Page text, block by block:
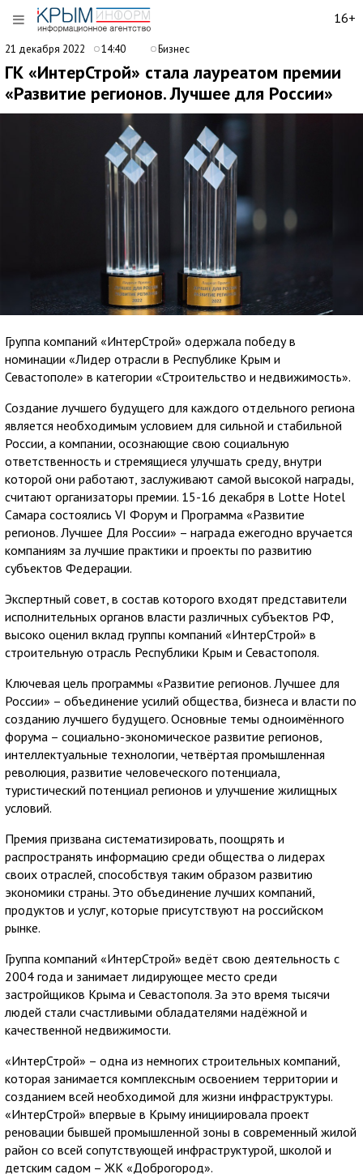
16+
21 декабря 2022 14:40 Бизнес
ГК «ИнтерСтрой» стала лауреатом премии
«Развитие регионов. Лучшее для России»
Группа компаний «ИнтерСтрой» одержала победу в
номинации «Лидер отрасли в Республике Крым и
Севастополе» в категории «Строительство и недвижимость».
Создание лучшего будущего для каждого отдельного региона
является необходимым условием для сильной и стабильной
России, а компании, осознающие свою социальную
ответственность и стремящиеся улучшать среду, внутри
которой они работают, заслуживают самой высокой награды,
считают организаторы премии. 15-16 декабря в Lotte Hotel
Самара состоялись VI Форум и Программа «Развитие
регионов. Лучшее Для России» – награда ежегодно вручается
компаниям за лучшие практики и проекты по развитию
субъектов Федерации.
Экспертный совет, в состав которого входят представители
исполнительных органов власти различных субъектов РФ,
высоко оценил вклад группы компаний «ИнтерСтрой» в
строительную отрасль Республики Крым и Севастополя.
Ключевая цель программы «Развитие регионов. Лучшее для
России» – объединение усилий общества, бизнеса и власти по
созданию лучшего будущего. Основные темы одноимённого
форума – социально-экономическое развитие регионов,
интеллектуальные технологии, четвёртая промышленная
революция, развитие человеческого потенциала,
туристический потенциал регионов и улучшение жилищных
условий.
Премия призвана систематизировать, поощрять и
распространять информацию среди общества о лидерах
своих отраслей, способствуя таким образом развитию
экономики страны. Это объединение лучших компаний,
продуктов и услуг, которые присутствуют на российском
рынке.
Группа компаний «ИнтерСтрой» ведёт свою деятельность с
2004 года и занимает лидирующее место среди
застройщиков Крыма и Севастополя. За это время тысячи
людей стали счастливыми обладателями надёжной и
качественной недвижимости.
«ИнтерСтрой» – одна из немногих строительных компаний,
которая занимается комплексным освоением территории и
созданием всей необходимой для жизни инфраструктуры.
«ИнтерСтрой» впервые в Крыму инициировала проект
реновации бывшей промышленной зоны в современный жилой
район со всей сопутствующей инфраструктурой, школой и
детским садом – ЖК «Доброгород».